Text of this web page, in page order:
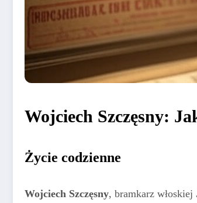
Wojciech Szczęsny:
Życie codzienne
Wojciech Szczęsny, bramkarz włoskiej